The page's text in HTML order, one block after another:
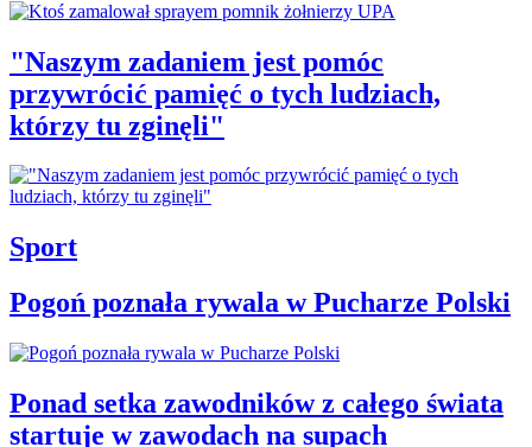
"Naszym zadaniem jest pomóc
przywrócić pamięć o tych ludziach,
którzy tu zginęli"
Sport
Pogoń poznała rywala w Pucharze Polski
Ponad setka zawodników z całego świata
startuje w zawodach na supach